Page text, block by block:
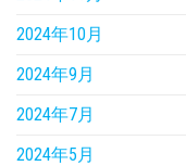
2024年10月
2024年9月
2024年7月
2024年5月